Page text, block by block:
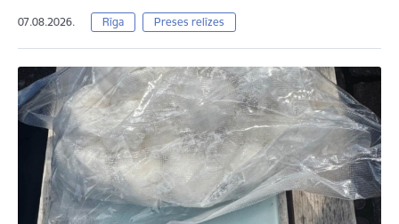
07.08.2026. Rīga Preses relīzes